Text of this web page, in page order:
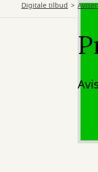
Digitale tilbud